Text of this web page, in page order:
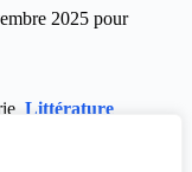
2025 pour
Littérature